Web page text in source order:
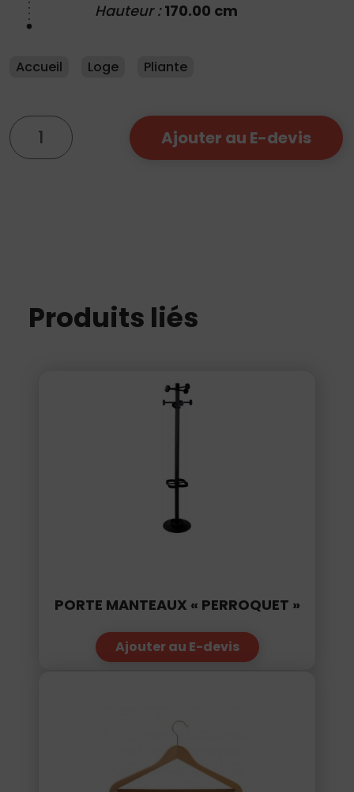
Hauteur :170.00 cm
Accueil Loge Pliante
quantité
de
Portants
Ajouter au E-devis
Produits liés
PORTE MANTEAUX « PERROQUET »
Ajouter au E-devis